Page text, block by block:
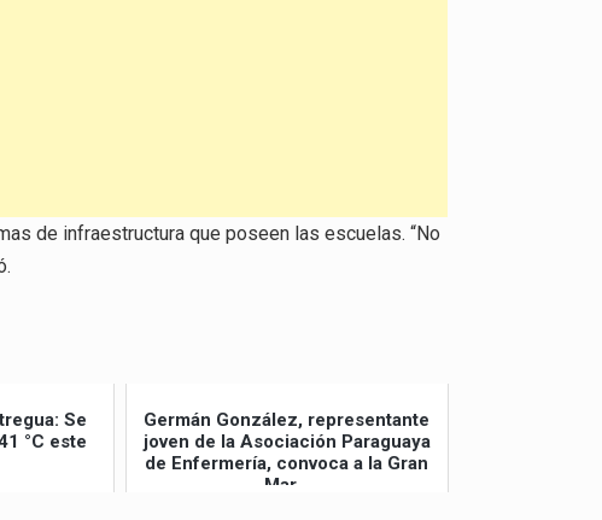
de infraestructura que poseen las escuelas. “No
Se
°C este
Germán González, representante
joven de la Asociación Paraguaya
de Enfermería, convoca a la Gran
Mar...